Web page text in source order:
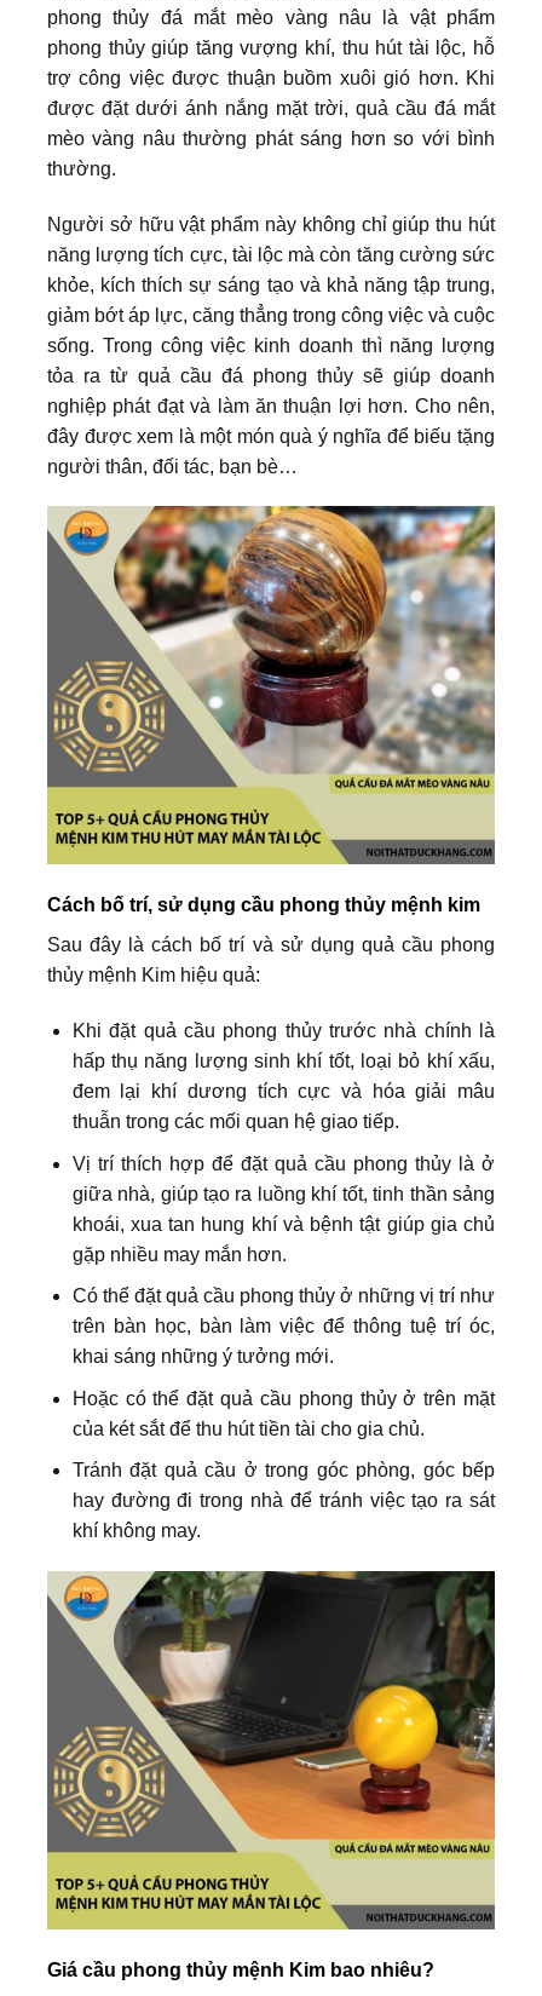
phong thủy đá mắt mèo vàng nâu là vật phẩm
phong thủy giúp tăng vượng khí, thu hút tài lộc, hỗ
trợ công việc được thuận buồm xuôi gió hơn. Khi
được đặt dưới ánh nắng mặt trời, quả cầu đá mắt
mèo vàng nâu thường phát sáng hơn so với bình
thường.
Người sở hữu vật phẩm này không chỉ giúp thu hút
năng lượng tích cực, tài lộc mà còn tăng cường sức
khỏe, kích thích sự sáng tạo và khả năng tập trung,
giảm bớt áp lực, căng thẳng trong công việc và cuộc
sống. Trong công việc kinh doanh thì năng lượng
tỏa ra từ quả cầu đá phong thủy sẽ giúp doanh
nghiệp phát đạt và làm ăn thuận lợi hơn. Cho nên,
đây được xem là một món quà ý nghĩa để biếu tặng
người thân, đối tác, bạn bè…
Cách bố trí, sử dụng cầu phong thủy mệnh kim
Sau đây là cách bố trí và sử dụng quả cầu phong
thủy mệnh Kim hiệu quả:
Khi đặt quả cầu phong thủy trước nhà chính là
hấp thụ năng lượng sinh khí tốt, loại bỏ khí xấu,
đem lại khí dương tích cực và hóa giải mâu
thuẫn trong các mối quan hệ giao tiếp.
Vị trí thích hợp để đặt quả cầu phong thủy là ở
giữa nhà, giúp tạo ra luồng khí tốt, tinh thần sảng
khoái, xua tan hung khí và bệnh tật giúp gia chủ
gặp nhiều may mắn hơn.
Có thể đặt quả cầu phong thủy ở những vị trí như
trên bàn học, bàn làm việc để thông tuệ trí óc,
khai sáng những ý tưởng mới.
Hoặc có thể đặt quả cầu phong thủy ở trên mặt
của két sắt để thu hút tiền tài cho gia chủ.
Tránh đặt quả cầu ở trong góc phòng, góc bếp
hay đường đi trong nhà để tránh việc tạo ra sát
khí không may.
Giá cầu phong thủy mệnh Kim bao nhiêu?